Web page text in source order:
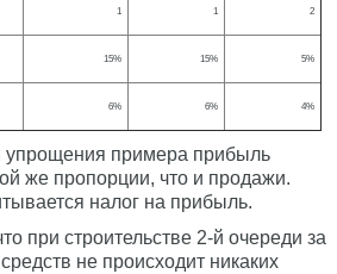
1 1 2
15% 15% 5%
6% 6% 4%
упрощения примера прибыль
же пропорции, что и продажи.
налог на прибыль.
при строительстве 2-й очереди за
не происходит никаких